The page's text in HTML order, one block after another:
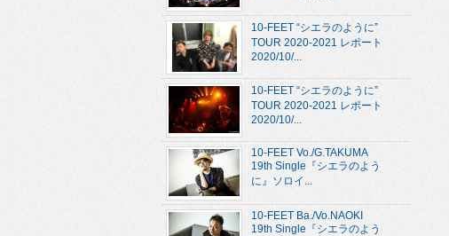
10-FEET “シエラのように”
TOUR 2020-2021 レポート
2020/10/...
10-FEET “シエラのように”
TOUR 2020-2021 レポート
2020/10/...
10-FEET Vo./G.TAKUMA
19th Single『シエラのよう
に』ソロイ...
10-FEET Ba./Vo.NAOKI
19th Single『シエラのよう